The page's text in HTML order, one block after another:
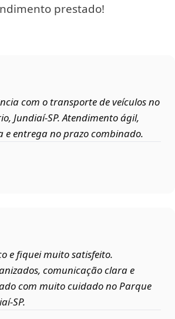
prestado!
com o transporte de veículos no
Jundiaí‑SP. Atendimento ágil,
e entrega no prazo combinado.
e fiquei muito satisfeito.
comunicação clara e
com muito cuidado no Parque